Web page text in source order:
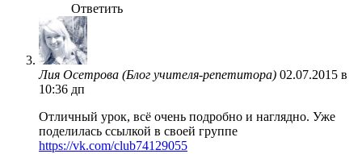
Ответить
Лия Осетрова (Блог учителя-репетитора) 02.07.2015 в
10:36 дп
Отличный урок, всё очень подробно и наглядно. Уже
поделилась ссылкой в своей группе
https://vk.com/club74129055